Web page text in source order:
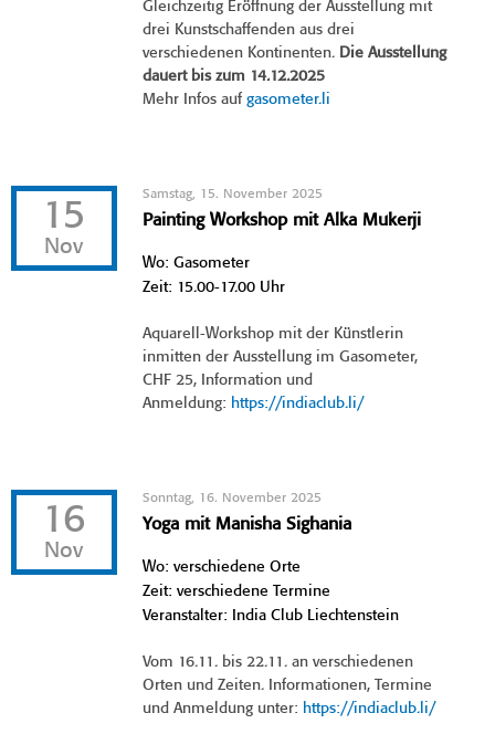
Gleichzeitig Eröffnung der Ausstellung mit
drei Kunstschaffenden aus drei
verschiedenen Kontinenten. Die Ausstellung
dauert bis zum 14.12.2025
Mehr Infos aufgasometer.li
15
Nov
Samstag, 15. November 2025
Painting Workshop mit Alka Mukerji
Wo: Gasometer
Zeit: 15.00-17.00 Uhr
Aquarell-Workshop mit der Künstlerin
inmitten der Ausstellung im Gasometer,
CHF 25, Information und
Anmeldung: https://indiaclub.li/
16
Nov
Sonntag, 16. November 2025
Yoga mit Manisha Sighania
Wo: verschiedene Orte
Zeit: verschiedene Termine
Veranstalter: India Club Liechtenstein
Vom 16.11. bis 22.11. an verschiedenen
Orten und Zeiten. Informationen, Termine
und Anmeldung unter: https://indiaclub.li/